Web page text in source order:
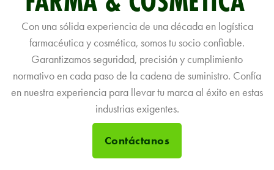
Con una sólida experiencia de una década en logística
farmacéutica y cosmética, somos tu socio confiable.
Garantizamos seguridad, precisión y cumplimiento
normativo en cada paso de la cadena de suministro. Confía
en nuestra experiencia para llevar tu marca al éxito en estas
industrias exigentes.
Contáctanos